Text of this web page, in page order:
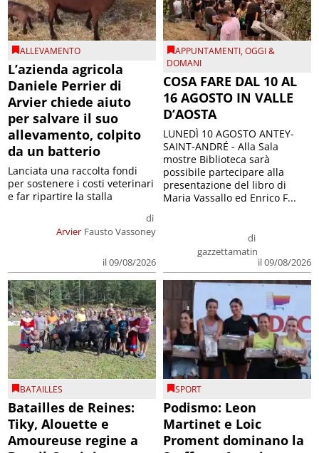
ALLEVAMENTO
L’azienda agricola
Daniele Perrier di
Arvier chiede aiuto
per salvare il suo
allevamento, colpito
da un batterio
Arvier
di
Fausto Vassoney
il 09/08/2026
Lanciata una raccolta fondi
per sostenere i costi veterinari
e far ripartire la stalla
APPUNTAMENTI,OGGI &
DOMANI
COSA FARE DAL 10 AL
16 AGOSTO IN VALLE
D’AOSTA
di
gazzettamatin
il 09/08/2026
LUNEDÌ 10 AGOSTO ANTEY-
SAINT-ANDRÉ - Alla Sala
mostre Biblioteca sarà
possibile partecipare alla
presentazione del libro di
Maria Vassallo ed Enrico F...
BATAILLES
Batailles de Reines:
Tiky, Alouette e
Amoureuse regine a
SPORT
Podismo: Leon
Martinet e Loic
Proment dominano la